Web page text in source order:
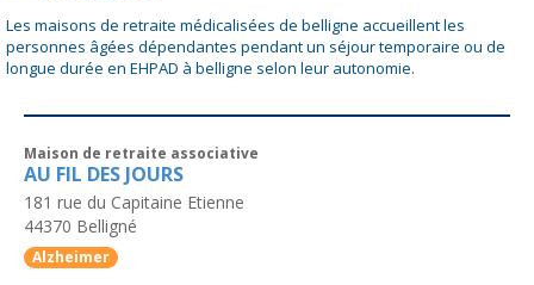
Les maisons de retraite médicalisées de belligne accueillent les
personnes âgées dépendantes pendant un séjour temporaire ou de
longue durée en EHPAD à belligne selon leur autonomie.
Maison de retraite associative
AU FIL DES JOURS
181 rue du Capitaine Etienne
44370 Belligné
Alzheimer